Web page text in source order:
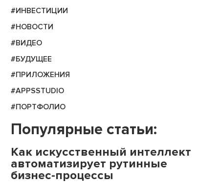
#ИНВЕСТИЦИИ
#НОВОСТИ
#ВИДЕО
#БУДУЩЕЕ
#ПРИЛОЖЕНИЯ
#APPSSTUDIO
#ПОРТФОЛИО
Популярные статьи:
Как искусственный интеллект
автоматизирует рутинные
бизнес-процессы